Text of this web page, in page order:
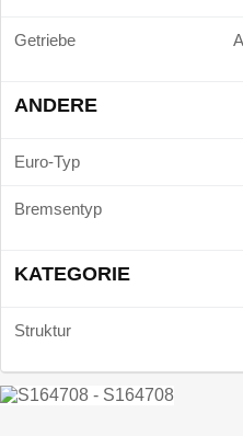
Getriebe
ANDERE
Euro-Typ
Bremsentyp
KATEGORIE
Struktur